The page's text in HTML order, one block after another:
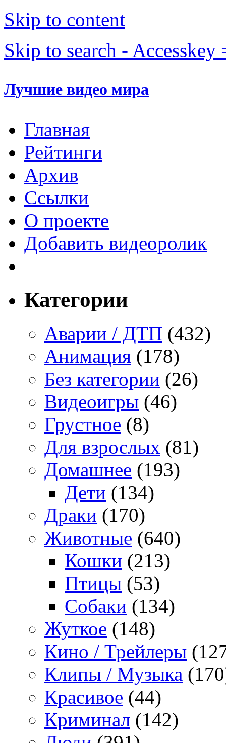
Skip to content
Skip to search - Accesskey
Лучшие видео мира
Главная
Рейтинги
Архив
Ссылки
О проекте
Добавить видеоролик
Категории
Аварии / ДТП (432)
Анимация (178)
Без категории (26)
Видеоигры (46)
Грустное (8)
Для взрослых (81)
Домашнее (193)
Дети (134)
Драки (170)
Животные (640)
Кошки (213)
Птицы (53)
Собаки (134)
Жуткое (148)
Кино / Трейлеры
Клипы / Музыка
Красивое (44)
Криминал (142)